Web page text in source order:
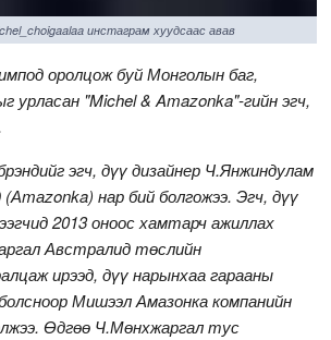
инстаграм хуудсаас авав
оролцож буй Монголын баг,
урласан "Michel & Amazonka"-гийн эгч,
эгч, дүү дизайнер Ч.Янжиндулам
нар бий болгожээ. Эгч, дүү
2013 оноос хамтарч ажиллах
Австралид төслийн
ирээд, дүү нарынхаа гарааны
Мишээл Амазонка компанийн
Өдгөө Ч.Мөнхжаргал тус